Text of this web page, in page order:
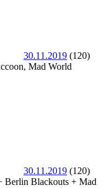
30.11.2019 (120)
Mad World
30.11.2019 (120)
Berlin Blackouts + Mad